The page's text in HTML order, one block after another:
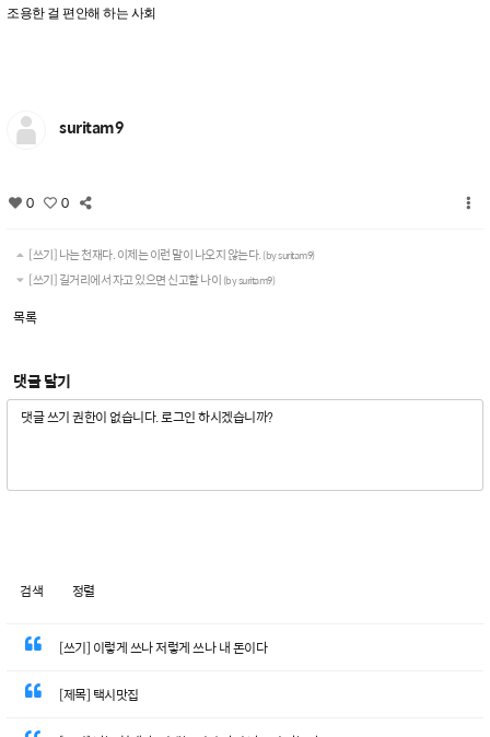
조용한 걸 편안해 하는 사회
suritam9
0 0
[쓰기] 나는 천재다. 이제는 이런 말이 나오지 않는다. (by suritam9)
[쓰기] 길거리에서 자고 있으면 신고할 나이 (by suritam9)
목록
댓글 달기
검색 정렬
[쓰기] 이렇게 쓰나 저렇게 쓰나 내 돈이다
[제목] 택시맛집